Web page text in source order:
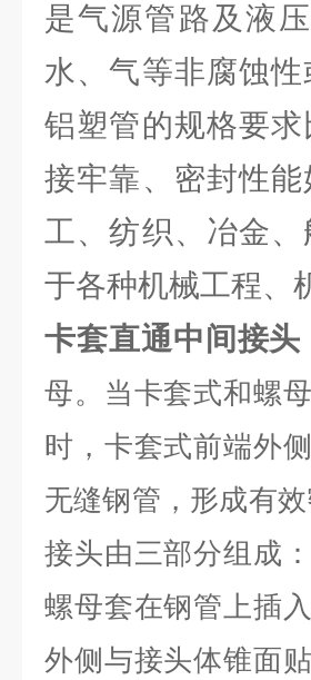
是气源管路及液
水、气等非腐蚀
铝塑管的规格要
接牢靠、密封性
工、纺织、冶金
于各种机械工程、
卡套直通中间接头
母。当卡套式和螺
时，卡套式前端外
无缝钢管，形成有
接头由三部分组成
螺母套在钢管上插
外侧与接头体锥面